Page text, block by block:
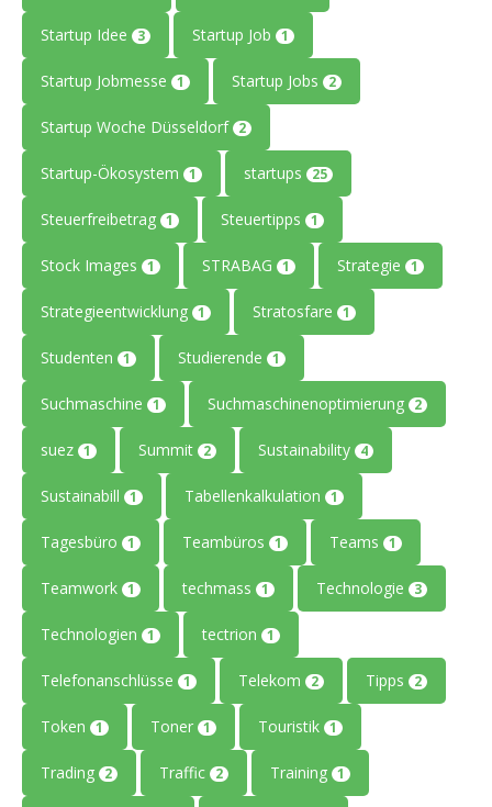
Startup Idee 3 Startup Job 1
Startup Jobmesse 1 Startup Jobs 2
Startup Woche Düsseldorf 2
Startup-Ökosystem 1 startups 25
Steuerfreibetrag 1 Steuertipps 1
Stock Images 1 STRABAG 1 Strategie 1
Strategieentwicklung 1 Stratosfare 1
Studenten 1 Studierende 1
Suchmaschine 1 Suchmaschinenoptimierung 2
suez 1 Summit 2 Sustainability 4
Sustainabill 1 Tabellenkalkulation 1
Tagesbüro 1 Teambüros 1 Teams 1
Teamwork 1 techmass 1 Technologie 3
Technologien 1 tectrion 1
Telefonanschlüsse 1 Telekom 2 Tipps 2
Token 1 Toner 1 Touristik 1
Trading 2 Traffic 2 Training 1